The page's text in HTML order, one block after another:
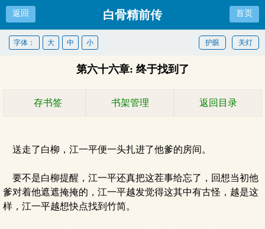
返回 白骨精前传 首页
关灯
护眼
字体： 大 中 小
第六十六章: 终于找到了
存书签 书架管理 返回目录
送走了白柳，江一平便一头扎进了他爹的房间。
要不是白柳提醒，江一平还真把这茬事给忘了，回想当初他
爹对着他遮遮掩掩的，江一平越发觉得这其中有古怪，越是这
样，江一平越想快点找到竹简。